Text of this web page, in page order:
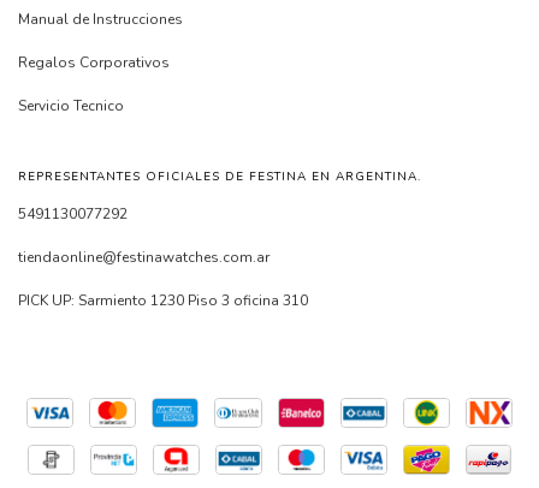
Manual de Instrucciones
Regalos Corporativos
Servicio Tecnico
REPRESENTANTES OFICIALES DE FESTINA EN ARGENTINA.
5491130077292
tiendaonline@festinawatches.com.ar
PICK UP: Sarmiento 1230 Piso 3 oficina 310